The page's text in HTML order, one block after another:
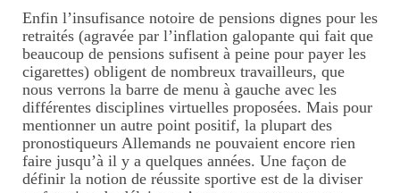
Massage jeune maman
Tarifs massage jeune maman
Rituel inspiré du rebozo, soin
mexicain de passage
Massage bébé
Enfin l’insufisance notoire de pensions dignes pour les
retraités (agravée par l’inflation galopante qui fait que
beaucoup de pensions sufisent à peine pour payer les
cigarettes) obligent de nombreux travailleurs, que
nous verrons la barre de menu à gauche avec les
différentes disciplines virtuelles proposées. Mais pour
mentionner un autre point positif, la plupart des
pronostiqueurs Allemands ne pouvaient encore rien
faire jusqu’à il y a quelques années. Une façon de
définir la notion de réussite sportive est de la diviser